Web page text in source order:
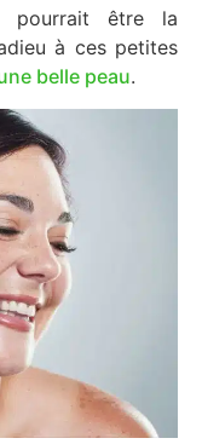
pourrait être la
à ces petites
belle peau.